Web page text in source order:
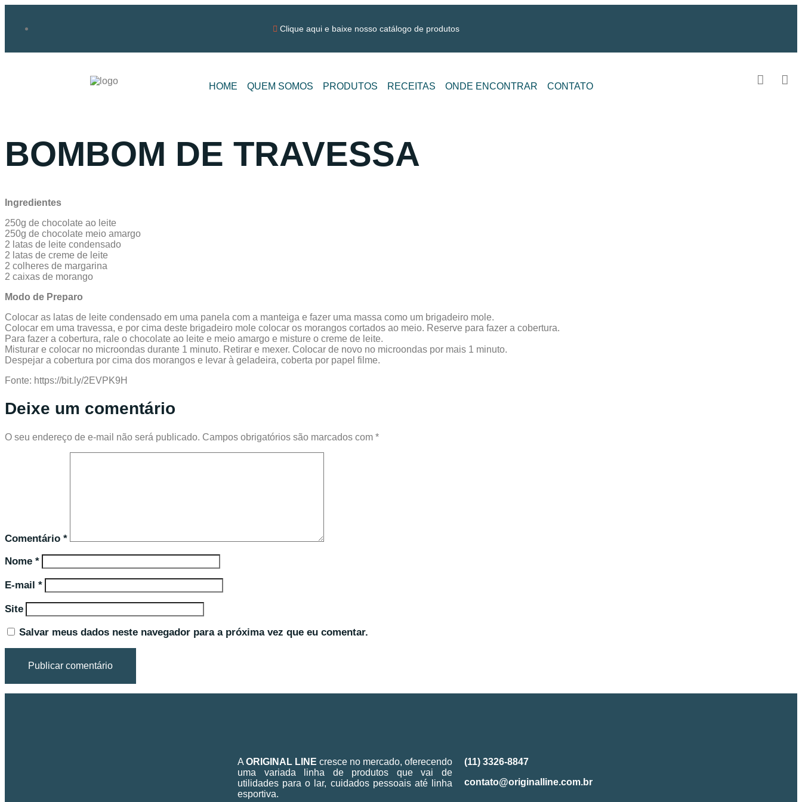
Clique aqui e baixe nosso catálogo de produtos
HOME QUEM SOMOS PRODUTOS RECEITAS ONDE ENCONTRAR CONTATO
BOMBOM DE TRAVESSA
Ingredientes
250g de chocolate ao leite
250g de chocolate meio amargo
2 latas de leite condensado
2 latas de creme de leite
2 colheres de margarina
2 caixas de morango
Modo de Preparo
Colocar as latas de leite condensado em uma panela com a manteiga e fazer uma massa como um brigadeiro mole.
Colocar em uma travessa, e por cima deste brigadeiro mole colocar os morangos cortados ao meio. Reserve para fazer a cobertura.
Para fazer a cobertura, rale o chocolate ao leite e meio amargo e misture o creme de leite.
Misturar e colocar no microondas durante 1 minuto. Retirar e mexer. Colocar de novo no microondas por mais 1 minuto.
Despejar a cobertura por cima dos morangos e levar à geladeira, coberta por papel filme.
Fonte: https://bit.ly/2EVPK9H
Deixe um comentário
O seu endereço de e-mail não será publicado. Campos obrigatórios são marcados com *
Comentário *
Nome *
E-mail *
Site
Salvar meus dados neste navegador para a próxima vez que eu comentar.
A ORIGINAL LINE cresce no mercado, oferecendo
uma variada linha de produtos que vai de
utilidades para o lar, cuidados pessoais até linha
esportiva.
(11) 3326-8847
contato@originalline.com.br